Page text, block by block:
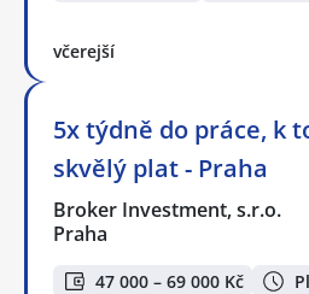
včerejší
5x týdně do práce, k
skvělý plat - Praha
Broker Investment, s.r.o.
Praha
47 000 – 69 000 Kč